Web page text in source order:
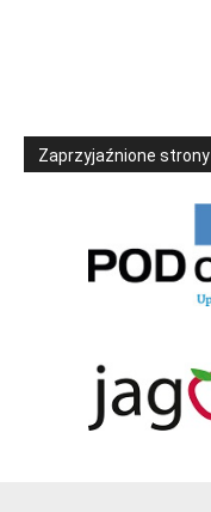
Zaprzyjaźnione strony